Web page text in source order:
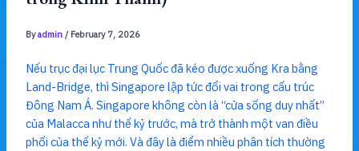
Byadmin / February 7, 2026
Nếu trục đại lục Trung Quốc đã kéo được xuống Kra bằng
Land-Bridge, thì Singapore lập tức đổi vai trong cấu trúc
Đông Nam Á. Singapore không còn là “cửa sống duy nhất”
của Malacca như thế kỷ trước, mà trở thành một van điều
phối của thế kỷ mới. Và đây là điểm nhiều phân tích thường